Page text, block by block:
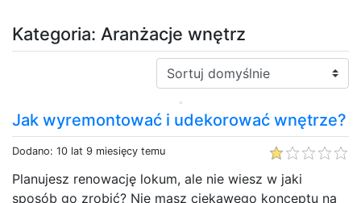
Kategoria: Aranżacje wnętrz
Sortuj:
Jak wyremontować i udekorować wnętrze?
Dodano: 10 lat 9 miesięcy temu
Planujesz renowację lokum, ale nie wiesz w jaki
sposób go zrobić? Nie masz ciekawego konceptu na